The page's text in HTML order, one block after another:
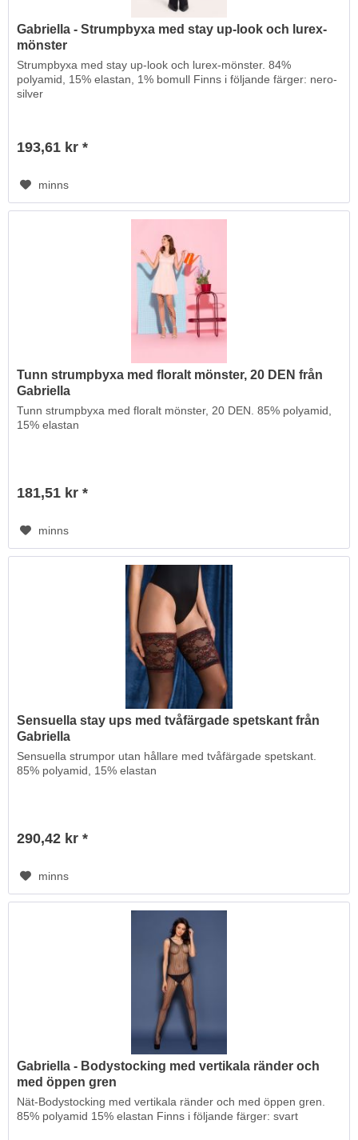
Gabriella - Strumpbyxa med stay up-look och lurex-
mönster
Strumpbyxa med stay up-look och lurex-mönster. 84%
polyamid, 15% elastan, 1% bomull Finns i följande färger: nero-
silver
193,61 kr *
minns
Tunn strumpbyxa med floralt mönster, 20 DEN från
Gabriella
Tunn strumpbyxa med floralt mönster, 20 DEN. 85% polyamid,
15% elastan
181,51 kr *
minns
Sensuella stay ups med tvåfärgade spetskant från
Gabriella
Sensuella strumpor utan hållare med tvåfärgade spetskant.
85% polyamid, 15% elastan
290,42 kr *
minns
Gabriella - Bodystocking med vertikala ränder och
med öppen gren
Nät-Bodystocking med vertikala ränder och med öppen gren.
85% polyamid 15% elastan Finns i följande färger: svart